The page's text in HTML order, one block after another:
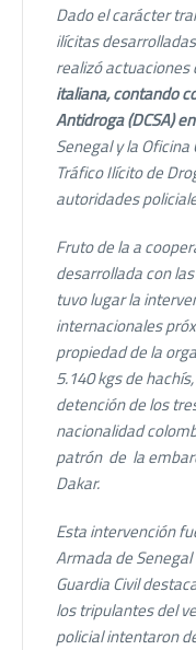
Dado el carácter
ilícitas
realizó actuaciones
italiana, contando
Antidroga (DCSA)
Senegal y la
Tráfico Ilícito de
autoridades
Fruto de la a
desarrollada con
tuvo lugar la
internacionales
propiedad de la
5.140 kgs de
detención de los
nacionalidad
patrón de la
Dakar.
Esta intervención
Armada de
Guardia Civil
los tripulantes del
policial intentaron